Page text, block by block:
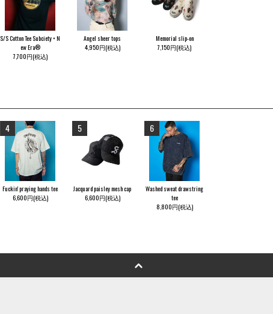
S/S Cotton Tee Subciety × N
ew Era®
7,700円(税込)
Angel sheer tops
4,950円(税込)
Memorial slip-on
7,150円(税込)
4
Fuckin' praying hands tee
6,600円(税込)
5
Jacquard paisley mesh cap
6,600円(税込)
6
Washed sweat drawstring
tee
8,800円(税込)